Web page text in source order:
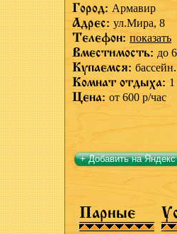
Город: Армавир
Адрес: ул.Мира, 8
Телефон: показать
Вместимость: до
Купаемся: бассейн.
Комнат отдыха: 1
Цена: от 600 р/час
+ Добавить на Яндекс
Парные